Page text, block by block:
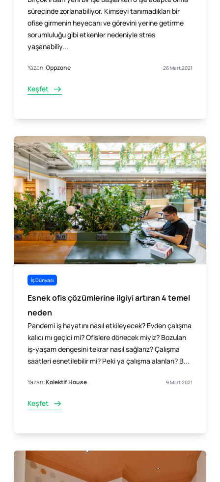
sürecinde zorlanabiliyor. Kimseyi tanımadıkları bir
ofise girmenin heyecanı ve görevini yerine getirme
sorumluluğu gibi etkenler nedeniyle stres
yaşanabiliy...
Yazan:Oppzone 26 Mart 2021
Keşfet
İş Dünyası
Esnek ofis çözümlerine ilgiyi artıran 4 temel
neden
Pandemi iş hayatını nasıl etkileyecek? Evden çalışma
kalıcı mı geçici mi? Ofislere dönecek miyiz? Bozulan
iş-yaşam dengesini tekrar nasıl sağlarız? Çalışma
saatleri esnetilebilir mi? Peki ya çalışma alanları? B...
Yazan:Kolektif House 9 Mart 2021
Keşfet